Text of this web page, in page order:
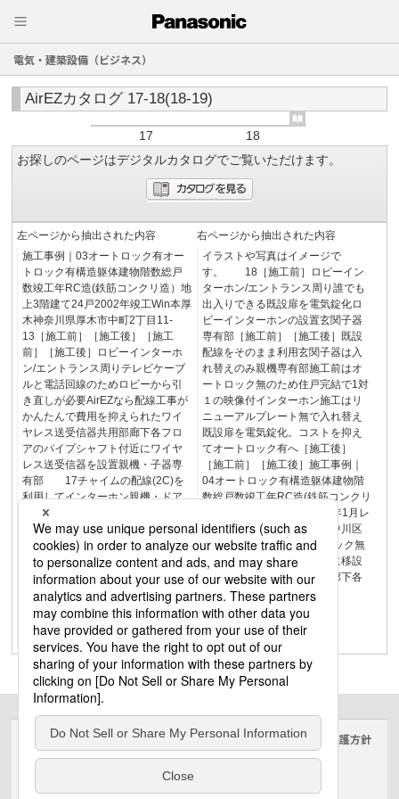
電気・建築設備（ビジネス）
AirEZカタログ 17-18(18-19)
17
18
お探しのページはデジタルカタログでご覧いただけます。
左ページから抽出された内容
施工事例｜03オートロック有オー
トロック有構造躯体建物階数総戸
数竣工年RC造(鉄筋コンクリ造）地
上3階建て24戸2002年竣工Win本厚
木神奈川県厚木市中町2丁目11-
13［施工前］［施工後］［施工
前］［施工後］ロビーインターホ
ン/エントランス周りテレビケーブ
ルと電話回線のためロビーから引
き直しが必要AirEZなら配線工事が
かんたんで費用を抑えられたワイ
ヤレス送受信器共用部廊下各フロ
アのパイプシャフト付近にワイヤ
レス送受信器を設置親機・子器専
有部 17チャイムの配線(2C)を
利用してインターホン親機・ドア
ホン子器を入れ替え現地板金対応
にてプレート加工。ロビー露出取
り付けテレビケーブルと電話回線
を使用したシステムのため、ロビ
ーから配線の引き直しが必要
AirEZ（エアイーズ）で大掛かりな
配線工事が不要になり、コストを
抑えて工事完了［施工前］［施工
右ページから抽出された内容
イラストや写真はイメージで
す。 18［施工前］ロビーイン
ターホン/エントランス周り誰でも
出入りできる既設扉を電気錠化ロ
ビーインターホンの設置玄関子器
専有部［施工前］［施工後］既設
配線をそのまま利用玄関子器は入
れ替えのみ親機専有部施工前はオ
ートロック無のため住戸完結で1対
１の映像付インターホン施工はリ
ニューアルプレート無で入れ替え
既設扉を電気錠化。コストを抑え
てオートロック有へ［施工後］
［施工前］［施工後］施工事例｜
04オートロック有構造躯体建物階
数総戸数竣工年RC造(鉄筋コンクリ
造）地上5階建て18戸1999年1月レ
オプレジオ愛知県名古屋市中川区
尾頭橋3丁目11-11オートロック無
ポスト共用部電気錠の扉前に移設
ワイヤレス送受信器共用部廊下各
階のフロアの壁面に設置
サイトのご利用にあたって クッキーポリシー 個人情報保護方針
電気・建築設備（ビジネス）
© Panasonic Electric Works Co., Ltd.